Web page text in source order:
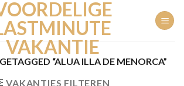
VAKANTIE
“ALUA ILLA DE MENORCA”
VAKANTIES FILTEREN